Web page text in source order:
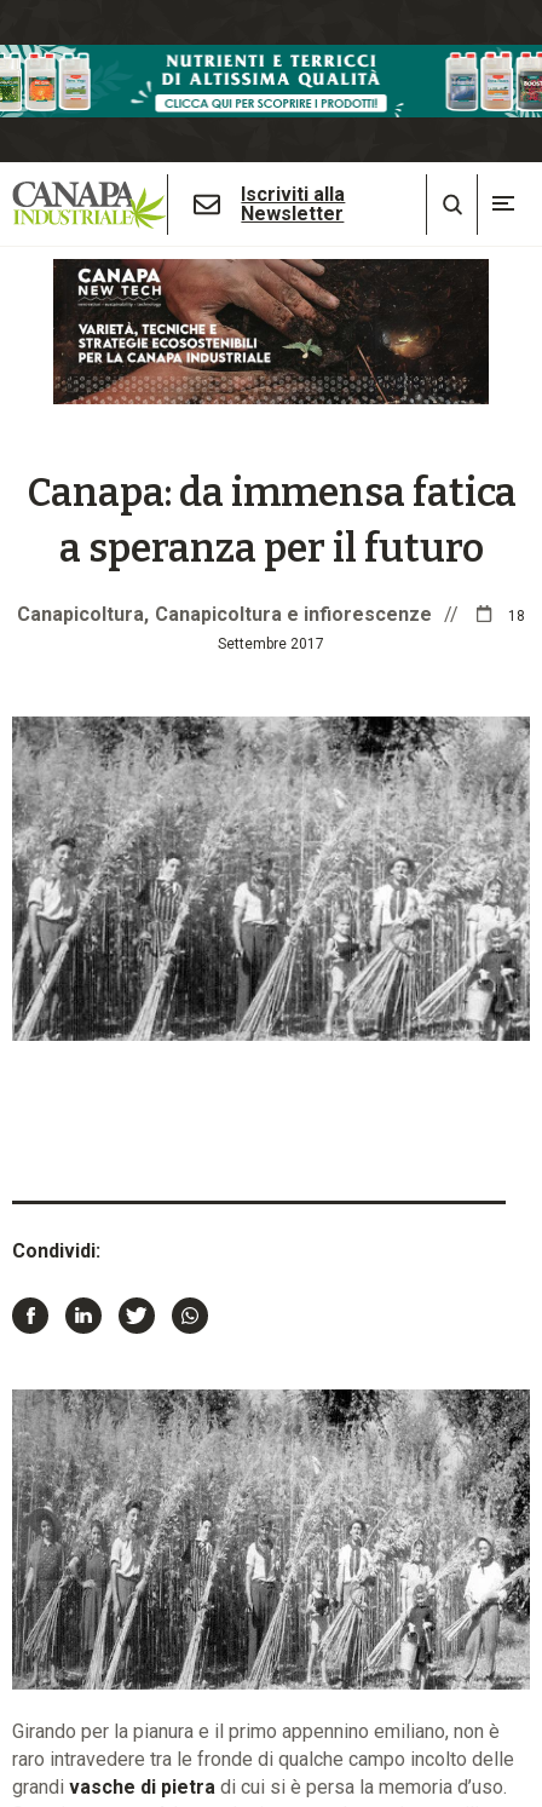
Iscriviti alla
Newsletter
Canapa: da immensa fatica
a speranza per il futuro
Canapicoltura Canapicoltura e infiorescenze //
18
Settembre 2017
Condividi:
Girando per la pianura e il primo appennino emiliano, non è
raro intravedere tra le fronde di qualche campo incolto delle
grandi vasche di pietra di cui si è persa la memoria d’uso.